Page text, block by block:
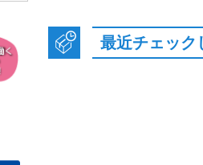
最近チェック